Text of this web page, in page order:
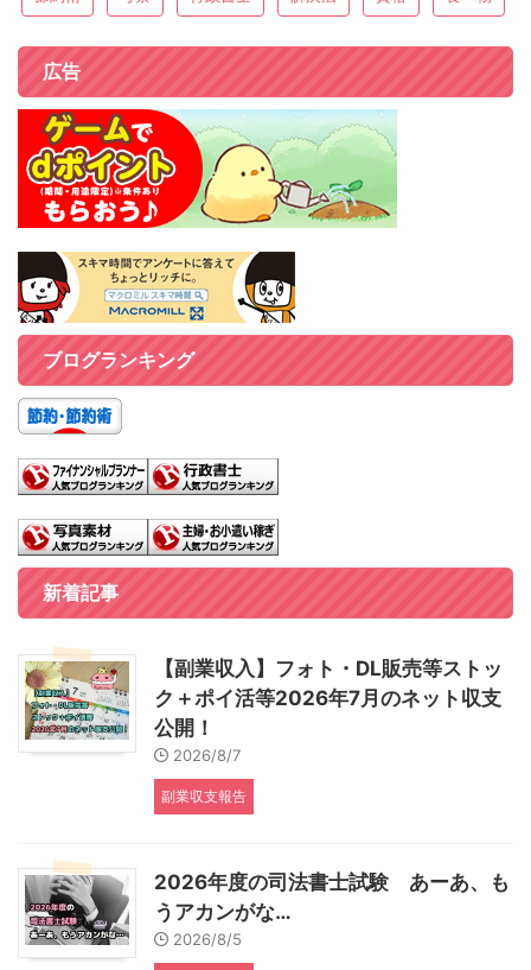
広告
ブログランキング
新着記事
【副業収入】フォト・DL販売等ストッ
ク＋ポイ活等2026年7月のネット収支
公開！
2026/8/7
副業収支報告
2026年度の司法書士試験 あーあ、も
うアカンがな…
2026/8/5